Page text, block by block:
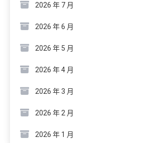
2026 年 7 月
2026 年 6 月
2026 年 5 月
2026 年 4 月
2026 年 3 月
2026 年 2 月
2026 年 1 月